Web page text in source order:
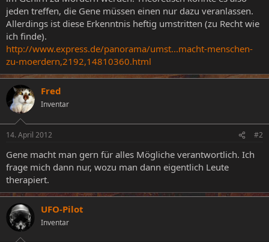
jeden treffen, die Gene müssen einen nur dazu veranlassen.
Allerdings ist diese Erkenntnis heftig umstritten (zu Recht wie
ich finde).
http://www.express.de/panorama/umst...macht-menschen-
zu-moerdern,2192,14810360.html
Fred
Inventar
14. April 2012 #2
Gene macht man gern für alles Mögliche verantwortlich. Ich
frage mich dann nur, wozu man dann eigentlich Leute
therapiert.
UFO-Pilot
Inventar